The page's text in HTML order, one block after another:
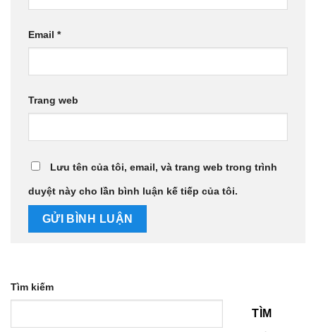
Email *
Trang web
Lưu tên của tôi, email, và trang web trong trình
duyệt này cho lần bình luận kế tiếp của tôi.
Tìm kiếm
TÌM